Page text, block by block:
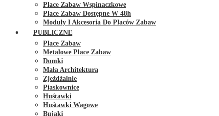
Place Zabaw Wspinaczkowe
Place Zabaw Dostępne W 48h
Moduły I Akcesoria Do Placów Zabaw
PUBLICZNE
Place Zabaw
Metalowe Place Zabaw
Domki
Mała Architektura
Zjeżdżalnie
Piaskownice
Huśtawki
Huśtawki Wagowe
Bujaki